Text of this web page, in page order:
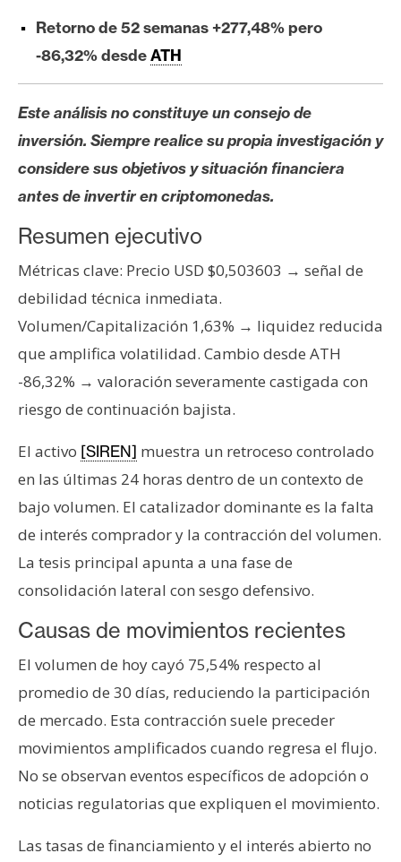
u
m
I
A
A
á
l
s
i
s
N
t
a
s
d
P
r
n
s
a
T
e
a
Retorno de 52 semanas +277,48% pero
-86,32% desdeATH
Este análisis no constituye un consejo de
inversión. Siempre realice su propia investigación y
considere sus objetivos y situación financiera
antes de invertir en criptomonedas.
Resumen ejecutivo
Métricas clave: Precio USD $0,503603 → señal de
debilidad técnica inmediata.
Volumen/Capitalización 1,63% → liquidez reducida
que amplifica volatilidad. Cambio desde ATH
-86,32% → valoración severamente castigada con
riesgo de continuación bajista.
El activo [SIREN] muestra un retroceso controlado
en las últimas 24 horas dentro de un contexto de
bajo volumen. El catalizador dominante es la falta
de interés comprador y la contracción del volumen.
La tesis principal apunta a una fase de
consolidación lateral con sesgo defensivo.
Causas de movimientos recientes
El volumen de hoy cayó 75,54% respecto al
promedio de 30 días, reduciendo la participación
de mercado. Esta contracción suele preceder
movimientos amplificados cuando regresa el flujo.
No se observan eventos específicos de adopción o
noticias regulatorias que expliquen el movimiento.
Las tasas de financiamiento y el interés abierto no